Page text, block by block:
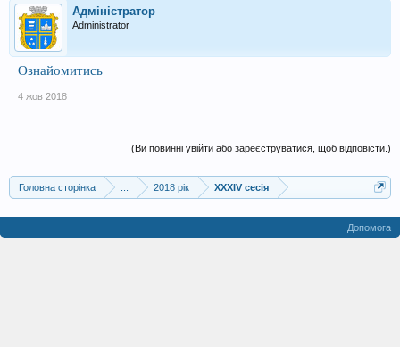
Адміністратор
Administrator
Ознайомитись
4 жов 2018
(Ви повинні увійти або зареєструватися, щоб відповісти.)
Головна сторінка 2018 рік XXXIV сесія
Допомога